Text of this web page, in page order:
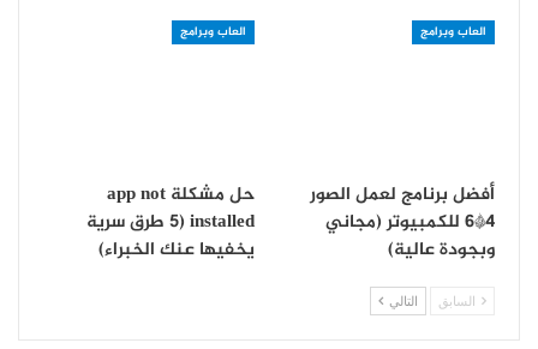
العاب وبرامج
أفضل برنامج لعمل الصور
4*6 للكمبيوتر (مجاني
وبجودة عالية)
العاب وبرامج
حل مشكلة app not
installed (5 طرق سرية
يخفيها عنك الخبراء)
السابق التالي